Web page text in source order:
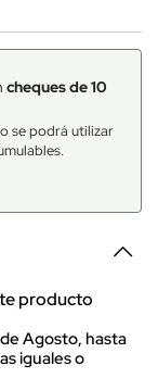
cheques de 10
se podrá utilizar
producto
de Agosto, hasta
iguales o